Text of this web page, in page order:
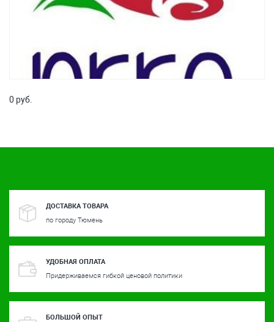
0 руб.
ДОСТАВКА ТОВАРА
по городу Тюмень
УДОБНАЯ ОПЛАТА
Придерживаемся гибкой ценовой политики
БОЛЬШОЙ ОПЫТ